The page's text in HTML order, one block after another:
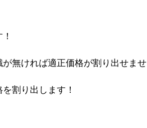
無ければ適正価格が割り出せませ
割り出します！